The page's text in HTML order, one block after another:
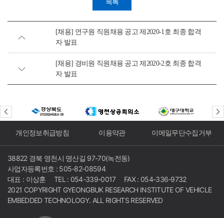
[채용] 연구원 직원채용 공고 제2020-1호 최종 합격
자 발표
[채용] 경비원 직원채용 공고 제2020-2호 최종 합격
자 발표
개인정보취급방침 이용약관 이메일무단수집거부
38822 경북 영천시 명산길 97-70(녹전동)
사업자등록번호 : 505-82-08594
대표 : 이상훈
TEL : 054-339-0017
FAX : 054-336-9732
2021 COPYRIGHT GYEONGBUK RESEARCH INSTITUTE OF VEHICLE
EMBEDDED TECHNOLOGY. ALL RIGHTS RESERVED